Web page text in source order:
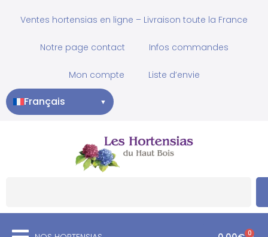
Ventes hortensias en ligne – Livraison toute la France
Notre page contact Infos commandes
Mon compte Liste d’envie
Français ▼
0